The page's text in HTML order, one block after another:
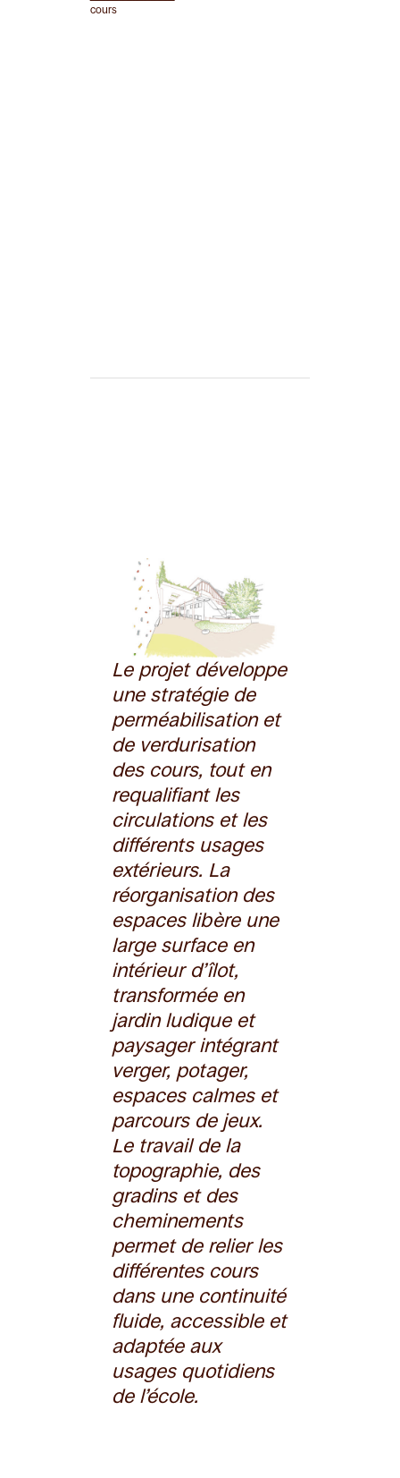
cours
Le projet développe
une stratégie de
perméabilisation et
de verdurisation
des cours, tout en
requalifiant les
circulations et les
différents usages
extérieurs. La
réorganisation des
espaces libère une
large surface en
intérieur d’îlot,
transformée en
jardin ludique et
paysager intégrant
verger, potager,
espaces calmes et
parcours de jeux.
Le travail de la
topographie, des
gradins et des
cheminements
permet de relier les
différentes cours
dans une continuité
fluide, accessible et
adaptée aux
usages quotidiens
de l’école.